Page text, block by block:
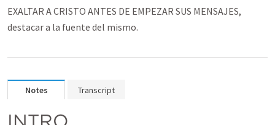
EXALTAR A CRISTO ANTES DE EMPEZAR SUS MENSAJES,
destacar a la fuente del mismo.
Notes Transcript